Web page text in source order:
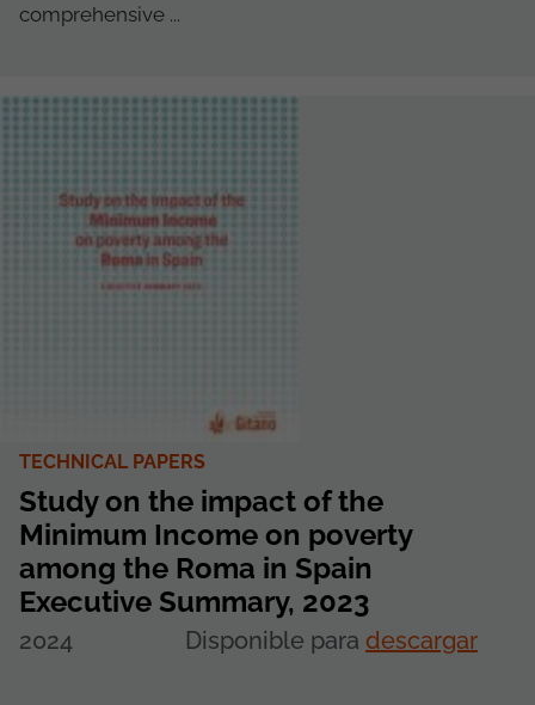
comprehensive ...
TECHNICAL PAPERS
Study on the impact of the
Minimum Income on poverty
among the Roma in Spain
Executive Summary, 2023
2024 Disponible para descargar